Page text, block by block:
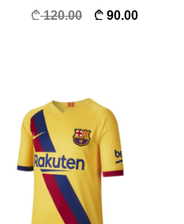
120.00
90.00